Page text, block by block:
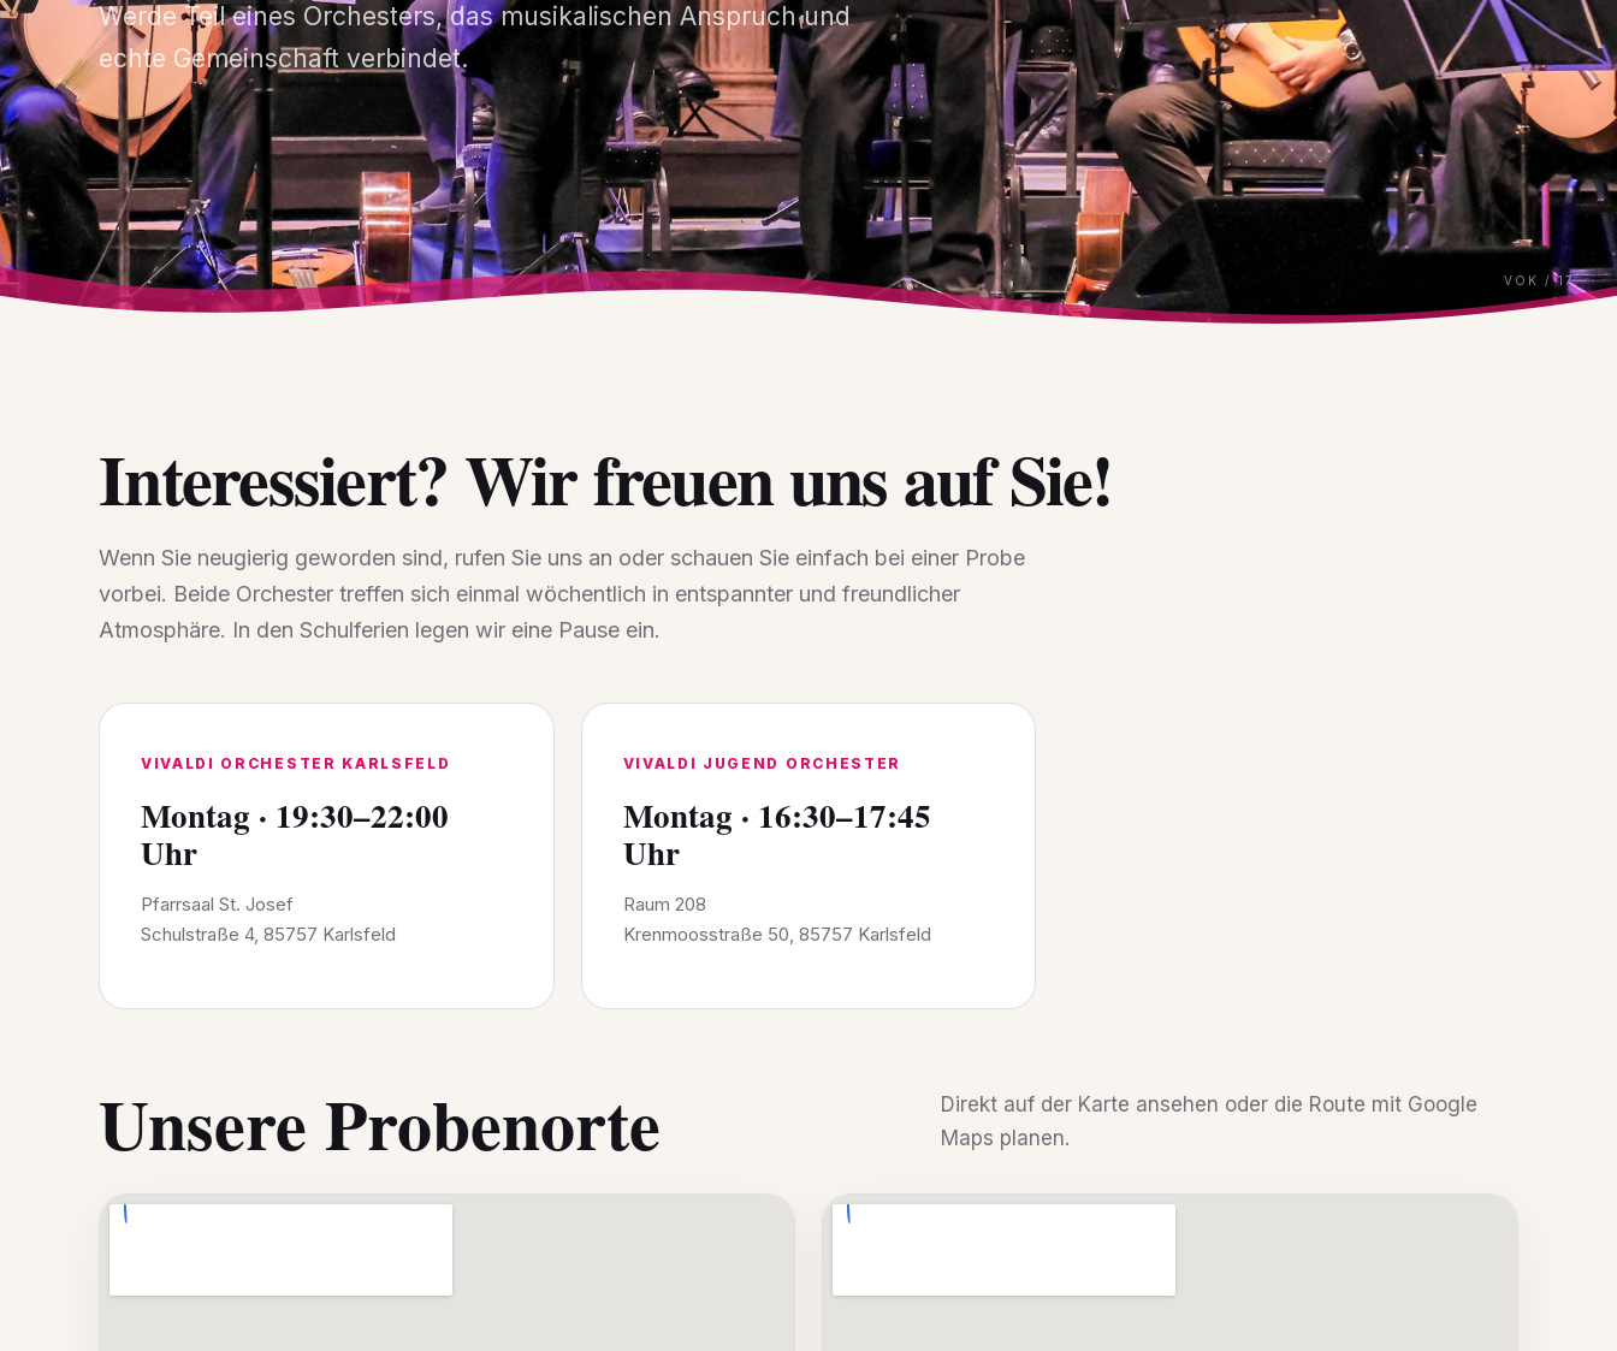
Werde Teil eines Orchesters, das musikalischen Anspruch und
echte Gemeinschaft verbindet.
VOK / 17
Interessiert? Wir freuen uns auf Sie!
Wenn Sie neugierig geworden sind, rufen Sie uns an oder schauen Sie einfach bei einer Probe
vorbei. Beide Orchester treffen sich einmal wöchentlich in entspannter und freundlicher
Atmosphäre. In den Schulferien legen wir eine Pause ein.
VIVALDI ORCHESTER KARLSFELD
Montag · 19:30–22:00
Uhr
Pfarrsaal St. Josef
Schulstraße 4, 85757 Karlsfeld
VIVALDI JUGEND ORCHESTER
Montag · 16:30–17:45
Uhr
Raum 208
Krenmoosstraße 50, 85757 Karlsfeld
Unsere Probenorte
Direkt auf der Karte ansehen oder die Route mit Google
Maps planen.